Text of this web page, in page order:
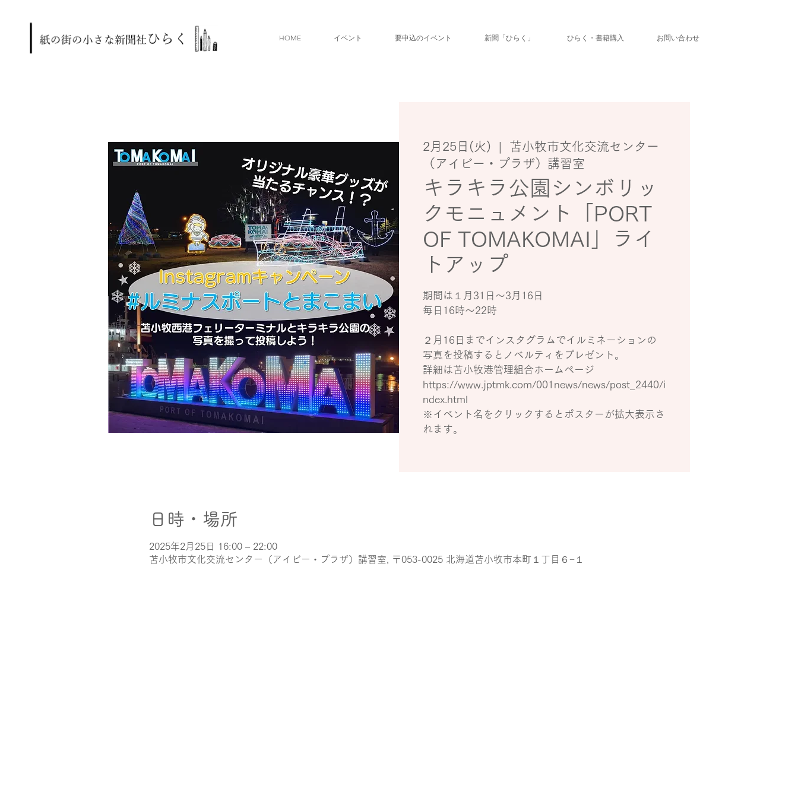
HOME イベント 要申込のイベント 新聞「ひらく」 ひらく・書籍購入 お問い合わせ
2月25日(火)
苫小牧市文化交流センター
（アイビー・プラザ）講習室
キラキラ公園シンボリッ
クモニュメント「PORT
OF TOMAKOMAI」ライ
トアップ
期間は１月31日～3月16日
毎日16時～22時
２月16日までインスタグラムでイルミネーションの
写真を投稿するとノベルティをプレゼント。
詳細は苫小牧港管理組合ホームページ
https://www.jptmk.com/001news/news/post_2440/i
ndex.html
※イベント名をクリックするとポスターが拡大表示さ
れます。
日時・場所
2025年2月25日 16:00 – 22:00
苫小牧市文化交流センター（アイビー・プラザ）講習室, 〒053-0025 北海道苫小牧市本町１丁目６−１